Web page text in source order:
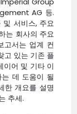
AG 등.
및 서비스, 주요
는 회사의 주요
고서는 업계 컨
고 있는 기존 플
이어 및 기타 이
데 도움이 될
한 개요를 설명
추세.